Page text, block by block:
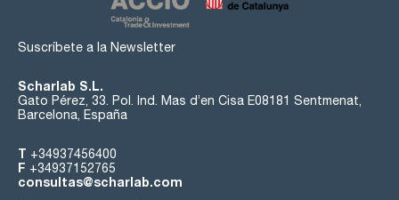
Suscríbete a la Newsletter
Scharlab S.L.
Gato Pérez, 33. Pol. Ind. Mas d’en Cisa E08181 Sentmenat,
Barcelona, España
T +34937456400
F +34937152765
consultas@scharlab.com